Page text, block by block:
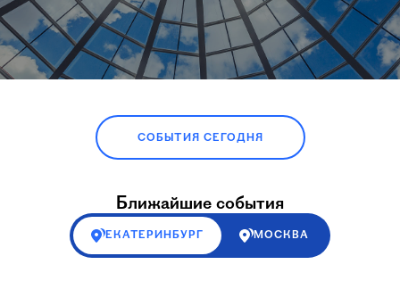
СОБЫТИЯ СЕГОДНЯ
Ближайшие события
ЕКАТЕРИНБУРГ МОСКВА